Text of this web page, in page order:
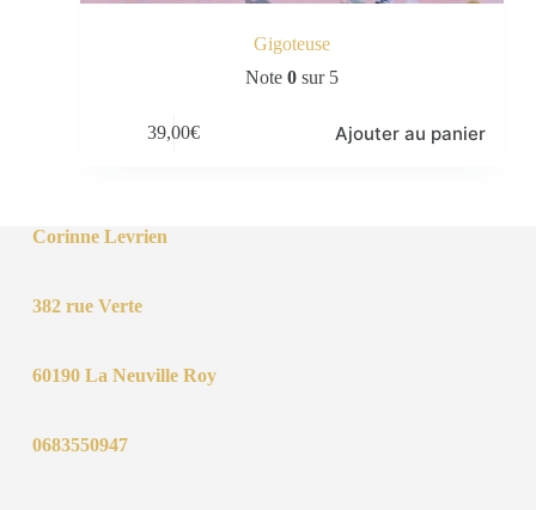
Gigoteuse
Note 0sur 5
39,00€ Ajouter au panier
Corinne Levrien
382 rue Verte
60190 La Neuville Roy
0683550947